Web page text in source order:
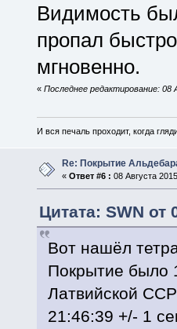
Видимость
пропал
мгновенно.
« Последнее редактирование: 08
И вся печаль проходит, когда
Re: Покрытие
« Ответ #6 : 08 Августа
Цитата: SWN от
Вот нашёл
Покрытие было
Латвийской
21:46:39 +/- 1